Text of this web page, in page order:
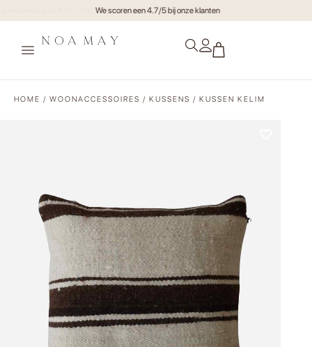
Gratis verzending va €75,- (NL)
HOME / WOONACCESSOIRES / KUSSENS / KUSSEN KELIM